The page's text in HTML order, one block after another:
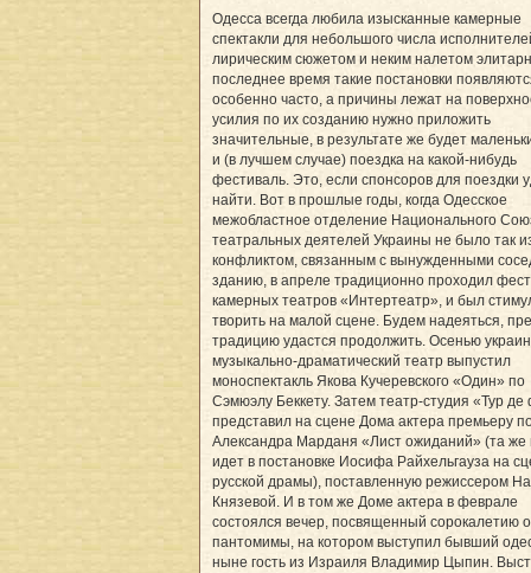
Одесса всегда любила изысканные камерные
спектакли для небольшого числа
лирическим сюжетом и неким налетом
последнее время такие постановки
особенно часто, а причины лежат на
усилия по их созданию нужно приложить
значительные, в результате же будет
и (в лучшем случае) поездка на какой-нибудь
фестиваль. Это, если спонсоров для поездки
найти. Вот в прошлые годы, когда Одесское
межобластное отделение Национального
театральных деятелей Украины не было так
конфликтом, связанным с вынужденными
зданию, в апреле традиционно проходил
камерных театров «Интертеатр», и был
творить на малой сцене. Будем надеяться,
традицию удастся продолжить. Осенью
музыкально-драматический театр выпустил
моноспектакль Якова Кучеревского «Один» по
Сэмюэлу Беккету. Затем театр-студия «Тур де
представил на сцене Дома актера премьеру
Александра Марданя «Лист ожиданий» (та же
идет в постановке Иосифа Райхельгауза на
русской драмы), поставленную режиссером
Князевой. И в том же Доме актера в феврале
состоялся вечер, посвященный сорокалетию
пантомимы, на котором выступил бывший
ныне гость из Израиля Владимир Цыпин.